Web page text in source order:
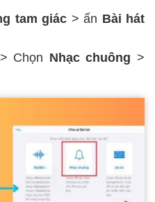
tam giác > ấn Bài hát
> Chọn Nhạc chuông >